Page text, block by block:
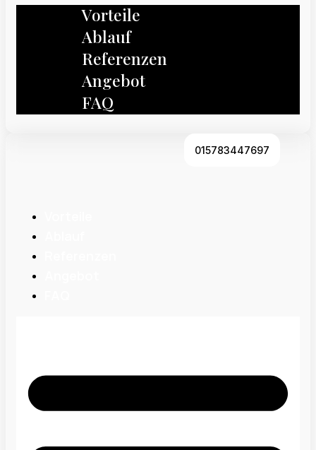
Vorteile
Ablauf
Referenzen
Angebot
FAQ
015783447697